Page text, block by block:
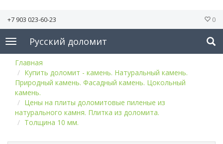
+7 903 023-60-23 0
Русский доломит
Главная
Купить доломит - камень. Натуральный камень.
Природный камень. Фасадный камень. Цокольный
камень.
Цены на плиты доломитовые пиленые из
натурального камня. Плитка из доломита.
Толщина 10 мм.